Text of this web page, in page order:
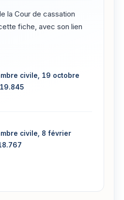
la Cour de cassation
fiche, avec son lien
civile, 19 octobre
civile, 8 février